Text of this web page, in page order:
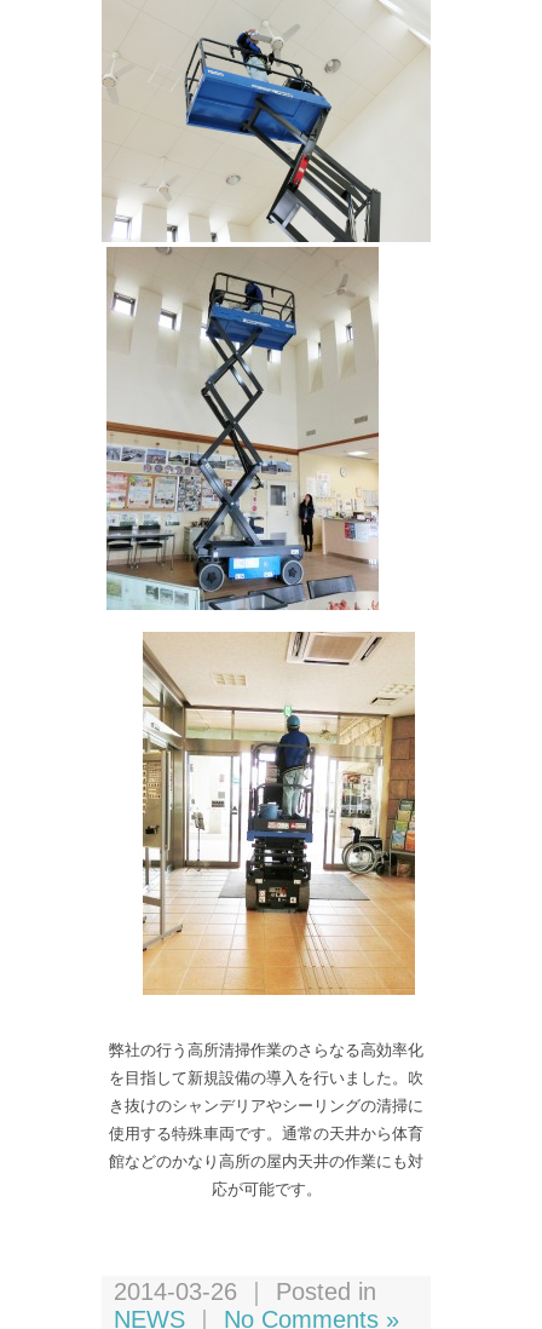
弊社の行う高所清掃作業のさらなる高効率化
を目指して新規設備の導入を行いました。吹
き抜けのシャンデリアやシーリングの清掃に
使用する特殊車両です。通常の天井から体育
館などのかなり高所の屋内天井の作業にも対
応が可能です。
2014-03-26 ｜ Posted in
NEWS ｜ No Comments »